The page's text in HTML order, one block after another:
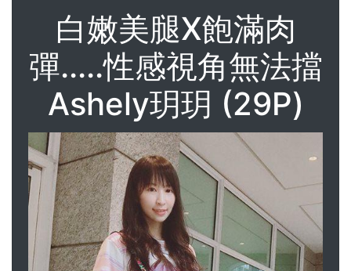
白嫩美腿X飽滿肉
彈.....性感視角無法擋
Ashely玥玥 (29P)